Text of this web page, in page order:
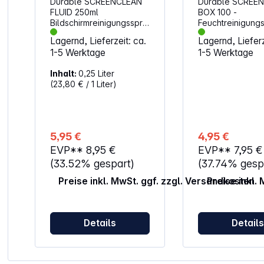
FLUID 250ml
Bildschirmreinigungsspra
y (578219). Pumpspray
für die streifenfreie
Bildschirmreinigung
Bildschirme von
Computern, Laptops,
Glasflächen von z.B.
Kopierern und Scannern
Alkoholfreies Pumpspray
Lagernd, Lieferzeit: ca.
1-5 Werktage
Inhalt:0,25 Liter
(23,80 € / 1 Liter)
5,95 €
EVP**8,95 €
(33.52% gespart)
Preise inkl. MwSt. ggf. zzgl. Versandkosten
Details
BOX 100 -
(573602). Feuchte
Bildschirme von
Feuchttücher
und biologisch
Inhalt: 100
in verschließbarer
Spenderdose
Lagernd,
1-5 Werktage
4,95 €
EVP** 7,95 €
(37.74%
Preise inkl.
Details